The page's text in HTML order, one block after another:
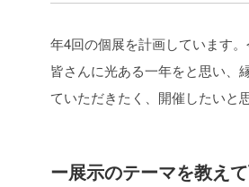
年4回の個展を計画しています
皆さんに光ある一年をと思い、
ていただきたく、開催したいと
ー展示のテーマを教えて